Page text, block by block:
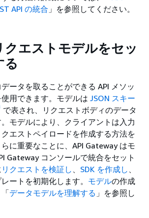
API の統合 」を参照してください。
クエストモデルをセッ
る
ータを取ることができる API メソッ
用できます。モデルは JSON スキー
で表され、リクエストボディのデータ
モデルにより、クライアントは入力
エストペイロードを作成する方法を
に重要なことに、API Gateway はモ
Gateway コンソールで統合をセット
リクエストを検証し 、 SDK を作成し 、
ートを初期化します。 モデルの作成
データモデルを理解する 」を参照し